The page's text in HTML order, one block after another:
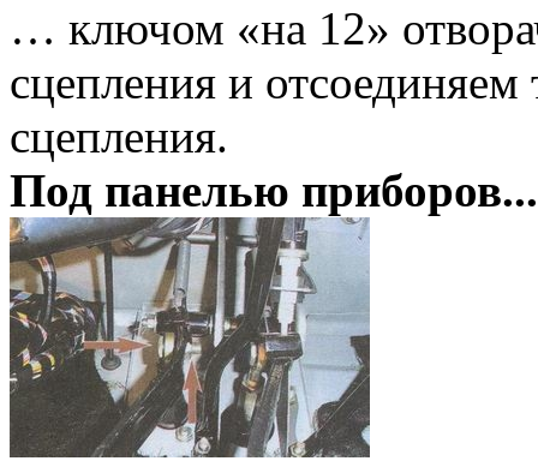
… ключом «на 12»
сцепления и отсоединяем
сцепления.
Под панелью приборов...